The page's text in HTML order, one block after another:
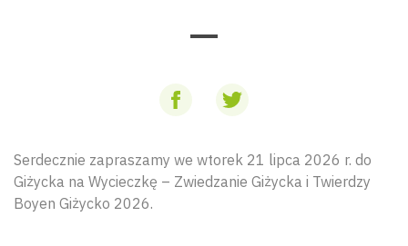
Serdecznie zapraszamy we wtorek 21 lipca 2026 r. do
Giżycka na Wycieczkę – Zwiedzanie Giżycka i Twierdzy
Boyen Giżycko 2026.